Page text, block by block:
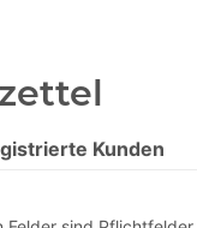
Kunden